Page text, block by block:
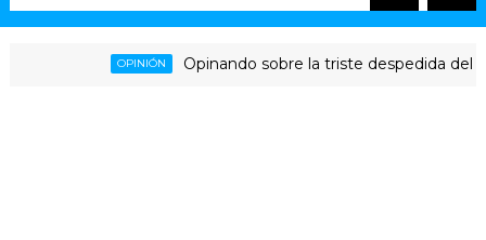
OPINIÓN Opinando sobre la triste despedida del HLA